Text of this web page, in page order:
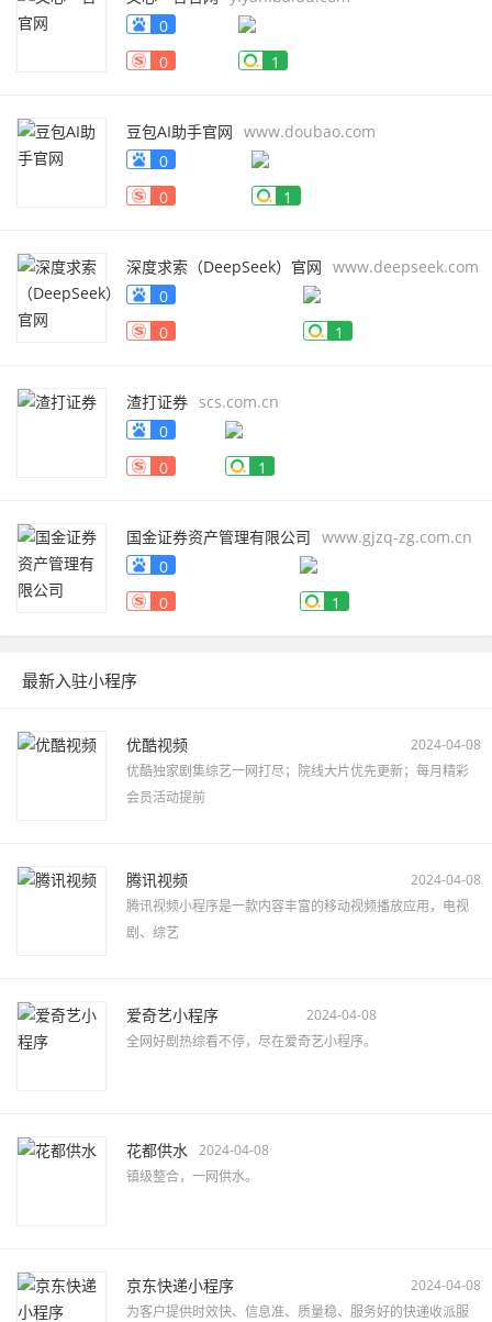
0
0
1
豆包AI助手官网 www.doubao.com
0
0
1
深度求索（DeepSeek）官网 www.deepseek.com
0
0
1
渣打证券 scs.com.cn
0
0
1
国金证券资产管理有限公司 www.gjzq-zg.com.cn
0
0
1
最新入驻小程序
优酷视频
2024-04-08
优酷独家剧集综艺一网打尽；院线大片优先更新；每月精彩
会员活动提前
腾讯视频
2024-04-08
腾讯视频小程序是一款内容丰富的移动视频播放应用，电视
剧、综艺
爱奇艺小程序
2024-04-08
全网好剧热综看不停，尽在爱奇艺小程序。
花都供水
2024-04-08
镇级整合，一网供水。
京东快递小程序
2024-04-08
为客户提供时效快、信息准、质量稳、服务好的快递收派服